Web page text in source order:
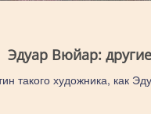
Эдуар Вюйар:
такого художника, как